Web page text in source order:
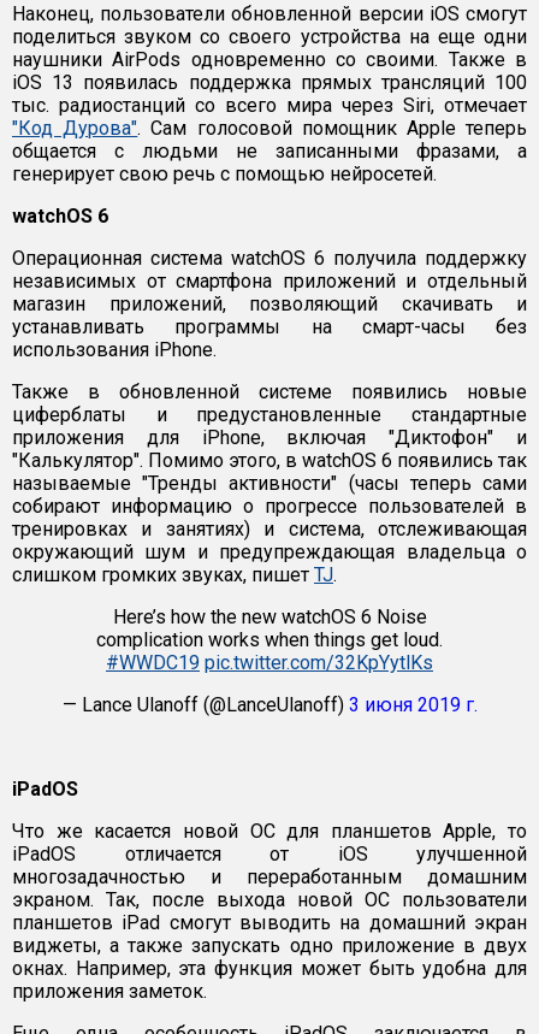
Наконец, пользователи обновленной версии iOS смогут
поделиться звуком со своего устройства на еще одни
наушники AirPods одновременно со своими. Также в
iOS 13 появилась поддержка прямых трансляций 100
тыс. радиостанций со всего мира через Siri, отмечает
"Код Дурова". Сам голосовой помощник Apple теперь
общается с людьми не записанными фразами, а
генерирует свою речь с помощью нейросетей.
watchOS 6
Операционная система watchOS 6 получила поддержку
независимых от смартфона приложений и отдельный
магазин приложений, позволяющий скачивать и
устанавливать программы на смарт-часы без
использования iPhone.
Также в обновленной системе появились новые
циферблаты и предустановленные стандартные
приложения для iPhone, включая "Диктофон" и
"Калькулятор". Помимо этого, в watchOS 6 появились так
называемые "Тренды активности" (часы теперь сами
собирают информацию о прогрессе пользователей в
тренировках и занятиях) и система, отслеживающая
окружающий шум и предупреждающая владельца о
слишком громких звуках, пишет TJ.
Here’s how the new watchOS 6 Noise
complication works when things get loud.
#WWDC19 pic.twitter.com/32KpYytlKs
— Lance Ulanoff (@LanceUlanoff) 3 июня 2019 г.
iPadOS
Что же касается новой OC для планшетов Apple, то
iPadOS отличается от iOS улучшенной
многозадачностью и переработанным домашним
экраном. Так, после выхода новой OC пользователи
планшетов iPad cмогут выводить на домашний экран
виджеты, а также запускать одно приложение в двух
окнах. Например, эта функция может быть удобна для
приложения заметок.